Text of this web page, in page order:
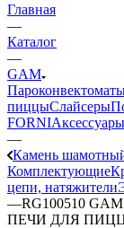
Главная
—
Каталог
—
GAM
пиццыСлайсеры
FORNIАксессуары
—
Камень
Комплектующие
цепи, натяжители
—RG100510
ПЕЧИ ДЛЯ